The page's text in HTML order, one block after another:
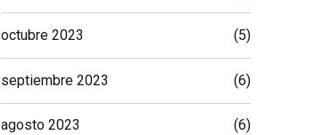
octubre 2023 (5)
septiembre 2023 (6)
agosto 2023 (6)